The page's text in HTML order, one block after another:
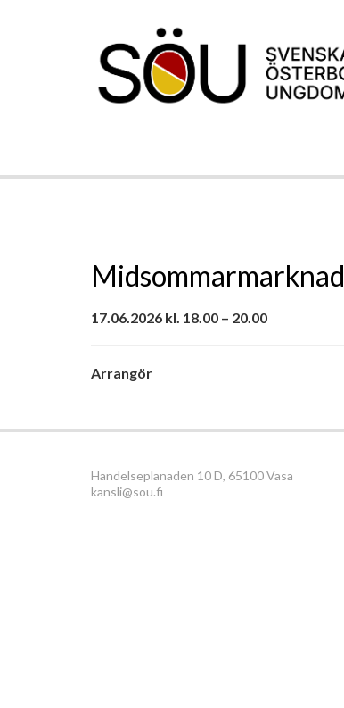
Midsommarmarknad
17.06.2026 kl. 18.00 – 20.00
Arrangör
Handelseplanaden 10 D, 65100 Vasa
kansli@sou.fi